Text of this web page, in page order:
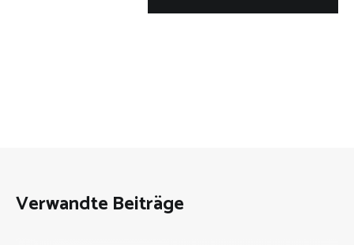
Verwandte Beiträge